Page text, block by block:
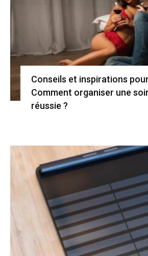
Conseils et inspirations
Comment organiser une
réussie ?